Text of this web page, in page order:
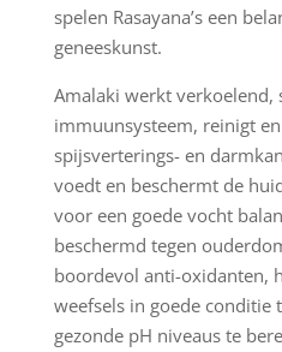
spelen Rasayana’s een
geneeskunst.
Amalaki werkt verkoelend,
immuunsysteem, reinigt
spijsverterings- en
voedt en beschermt de
voor een goede vocht
beschermd tegen
boordevol anti-oxidanten,
weefsels in goede conditie
gezonde pH niveaus te